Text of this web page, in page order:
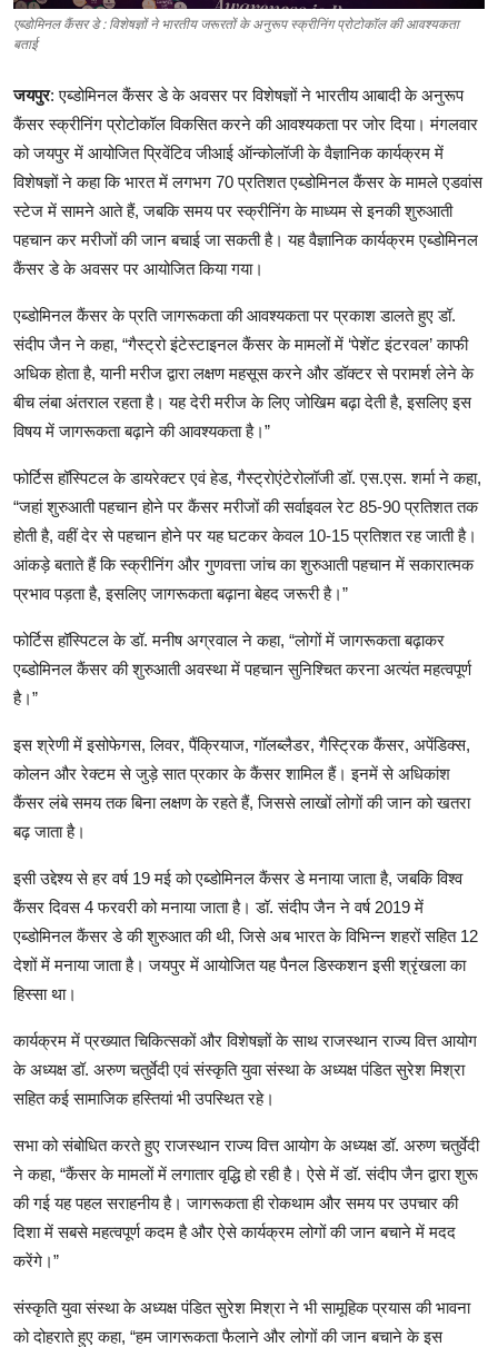
विशेष
एब्डोमिनल कैंसर डे : विशेषज्ञों ने भारतीय जरूरतों के अनुरूप स्क्रीनिंग प्रोटोकॉल की आवश्यकता
बताई
जयपुर: एब्डोमिनल कैंसर डे के अवसर पर विशेषज्ञों ने भारतीय आबादी के अनुरूप
कैंसर स्क्रीनिंग प्रोटोकॉल विकसित करने की आवश्यकता पर जोर दिया। मंगलवार
को जयपुर में आयोजित प्रिवेंटिव जीआई ऑन्कोलॉजी के वैज्ञानिक कार्यक्रम में
विशेषज्ञों ने कहा कि भारत में लगभग 70 प्रतिशत एब्डोमिनल कैंसर के मामले एडवांस
स्टेज में सामने आते हैं, जबकि समय पर स्क्रीनिंग के माध्यम से इनकी शुरुआती
पहचान कर मरीजों की जान बचाई जा सकती है। यह वैज्ञानिक कार्यक्रम एब्डोमिनल
कैंसर डे के अवसर पर आयोजित किया गया।
एब्डोमिनल कैंसर के प्रति जागरूकता की आवश्यकता पर प्रकाश डालते हुए डॉ.
संदीप जैन ने कहा, “गैस्ट्रो इंटेस्टाइनल कैंसर के मामलों में ‘पेशेंट इंटरवल’ काफी
अधिक होता है, यानी मरीज द्वारा लक्षण महसूस करने और डॉक्टर से परामर्श लेने के
बीच लंबा अंतराल रहता है। यह देरी मरीज के लिए जोखिम बढ़ा देती है, इसलिए इस
विषय में जागरूकता बढ़ाने की आवश्यकता है।”
फोर्टिस हॉस्पिटल के डायरेक्टर एवं हेड, गैस्ट्रोएंटेरोलॉजी डॉ. एस.एस. शर्मा ने कहा,
“जहां शुरुआती पहचान होने पर कैंसर मरीजों की सर्वाइवल रेट 85-90 प्रतिशत तक
होती है, वहीं देर से पहचान होने पर यह घटकर केवल 10-15 प्रतिशत रह जाती है।
आंकड़े बताते हैं कि स्क्रीनिंग और गुणवत्ता जांच का शुरुआती पहचान में सकारात्मक
प्रभाव पड़ता है, इसलिए जागरूकता बढ़ाना बेहद जरूरी है।”
फोर्टिस हॉस्पिटल के डॉ. मनीष अग्रवाल ने कहा, “लोगों में जागरूकता बढ़ाकर
एब्डोमिनल कैंसर की शुरुआती अवस्था में पहचान सुनिश्चित करना अत्यंत महत्वपूर्ण
है।”
इस श्रेणी में इसोफेगस, लिवर, पैंक्रियाज, गॉलब्लैडर, गैस्ट्रिक कैंसर, अपेंडिक्स,
कोलन और रेक्टम से जुड़े सात प्रकार के कैंसर शामिल हैं। इनमें से अधिकांश
कैंसर लंबे समय तक बिना लक्षण के रहते हैं, जिससे लाखों लोगों की जान को खतरा
बढ़ जाता है।
इसी उद्देश्य से हर वर्ष 19 मई को एब्डोमिनल कैंसर डे मनाया जाता है, जबकि विश्व
कैंसर दिवस 4 फरवरी को मनाया जाता है। डॉ. संदीप जैन ने वर्ष 2019 में
एब्डोमिनल कैंसर डे की शुरुआत की थी, जिसे अब भारत के विभिन्न शहरों सहित 12
देशों में मनाया जाता है। जयपुर में आयोजित यह पैनल डिस्कशन इसी श्रृंखला का
हिस्सा था।
कार्यक्रम में प्रख्यात चिकित्सकों और विशेषज्ञों के साथ राजस्थान राज्य वित्त आयोग
के अध्यक्ष डॉ. अरुण चतुर्वेदी एवं संस्कृति युवा संस्था के अध्यक्ष पंडित सुरेश मिश्रा
सहित कई सामाजिक हस्तियां भी उपस्थित रहे।
सभा को संबोधित करते हुए राजस्थान राज्य वित्त आयोग के अध्यक्ष डॉ. अरुण चतुर्वेदी
ने कहा, “कैंसर के मामलों में लगातार वृद्धि हो रही है। ऐसे में डॉ. संदीप जैन द्वारा शुरू
की गई यह पहल सराहनीय है। जागरूकता ही रोकथाम और समय पर उपचार की
दिशा में सबसे महत्वपूर्ण कदम है और ऐसे कार्यक्रम लोगों की जान बचाने में मदद
करेंगे।”
संस्कृति युवा संस्था के अध्यक्ष पंडित सुरेश मिश्रा ने भी सामूहिक प्रयास की भावना
को दोहराते हुए कहा, “हम जागरूकता फैलाने और लोगों की जान बचाने के इस